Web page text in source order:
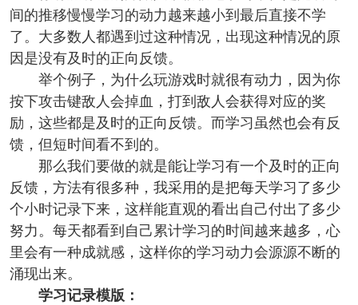
间的推移慢慢学习的动力越来越小到最后直接不学
了。大多数人都遇到过这种情况，出现这种情况的原
因是没有及时的正向反馈。
举个例子，为什么玩游戏时就很有动力，因为你
按下攻击键敌人会掉血，打到敌人会获得对应的奖
励，这些都是及时的正向反馈。而学习虽然也会有反
馈，但短时间看不到的。
那么我们要做的就是能让学习有一个及时的正向
反馈，方法有很多种，我采用的是把每天学习了多少
个小时记录下来，这样能直观的看出自己付出了多少
努力。每天都看到自己累计学习的时间越来越多，心
里会有一种成就感，这样你的学习动力会源源不断的
涌现出来。
学习记录模版：